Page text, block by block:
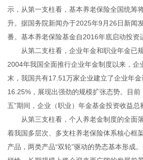
示，从第一支柱看，基本养老保险全国统筹
升。据国务院新闻办于2025年9月26日新闻
番。基本养老保险基金自2016年底启动投
从第二支柱看，企业年金和职业年金已规
2004年我国全面推行企业年金制度以来，
末，我国共有17.51万家企业建立了企业年
16.25%，展现出强劲的规模扩张态势。目
五”期间，企业（职业）年金基金投资收益总
从第三支柱看，个人养老金制度的全面落
着我国多层次、多支柱养老保险体系核心框
产品，两类产品“双轮”驱动的势态基本形成